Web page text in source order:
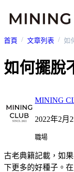
首頁 文章列表 如
如何擺脫
MINING
2022年2月
職場
古老典籍記載，如
下更多的好種子。